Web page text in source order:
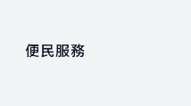
便民服務